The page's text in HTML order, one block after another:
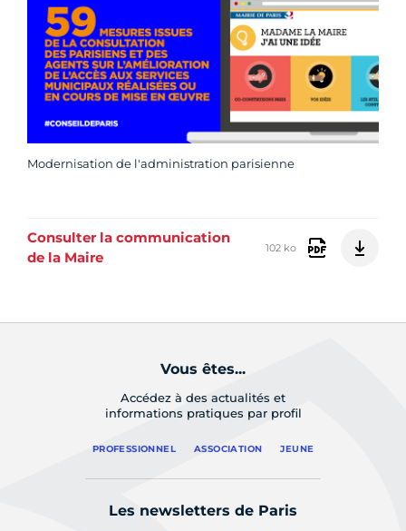
Modernisation de l'administration parisienne
Consulter la communication
de la Maire
102 ko
Vous êtes...
Accédez à des actualités et
informations pratiques par profil
PROFESSIONNEL ASSOCIATION JEUNE
Les newsletters de Paris